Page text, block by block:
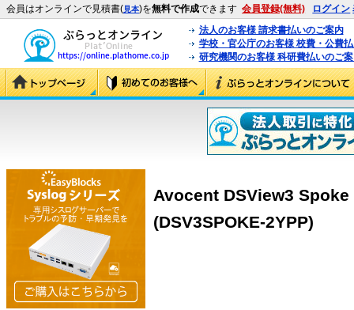
会員はオンラインで見積書(見本)を無料で作成できます 会員登録(無料) ログイン
法人のお客様 請求書払いのご案内
学校・官公庁のお客様 校費・公費
研究機関のお客様 科研費払いのご
Avocent DSView3
(DSV3SPOKE-2YPP)